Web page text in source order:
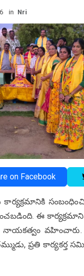
in Nri
on Facebook
కార్యక్రమానికి
ఈ
నాయకత్వం
ప్రతి కార్యకర్త